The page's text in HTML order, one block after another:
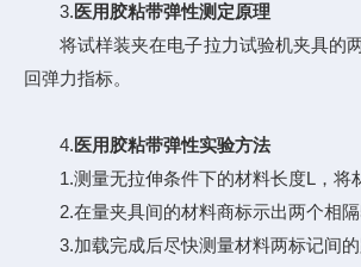
3.医用胶粘带弹性测定原理
将试样装夹在电子拉力试验机夹具的两
回弹力指标。
4.医用胶粘带弹性实验方法
1.测量无拉伸条件下的材料长度L，将材
2.在量夹具间的材料商标示出两个相隔
3.加载完成后尽快测量材料两标记间的